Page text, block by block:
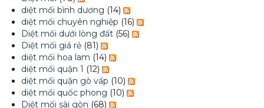
diệt mối bình dương (14)
diệt mối chuyên nghiệp (16)
Diệt mối dưới lòng đất (56)
Diệt mối giá rẻ (81)
diệt mối hoa lam (14)
diệt mối quận 1 (12)
diệt mối quận gò vấp (10)
diệt mối quốc phong (10)
Diệt mối sài gòn (68)